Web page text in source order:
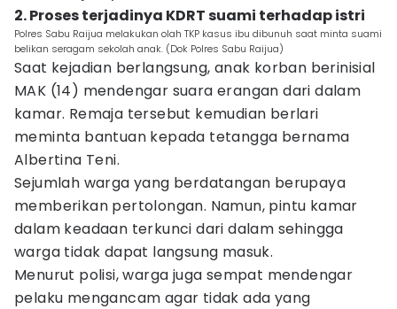
2. Proses terjadinya KDRT suami terhadap istri
Polres Sabu Raijua melakukan olah TKP kasus ibu dibunuh saat minta suami
belikan seragam sekolah anak. (Dok Polres Sabu Raijua)
Saat kejadian berlangsung, anak korban berinisial
MAK (14) mendengar suara erangan dari dalam
kamar. Remaja tersebut kemudian berlari
meminta bantuan kepada tetangga bernama
Albertina Teni.
Sejumlah warga yang berdatangan berupaya
memberikan pertolongan. Namun, pintu kamar
dalam keadaan terkunci dari dalam sehingga
warga tidak dapat langsung masuk.
Menurut polisi, warga juga sempat mendengar
pelaku mengancam agar tidak ada yang